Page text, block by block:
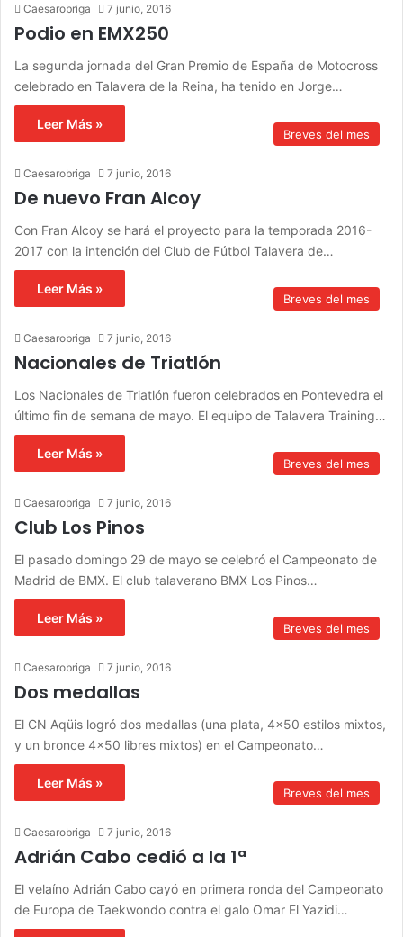
Caesarobriga 7 junio, 2016
Podio en EMX250
La segunda jornada del Gran Premio de España de Motocross
celebrado en Talavera de la Reina, ha tenido en Jorge…
Leer Más »
Breves del mes
Caesarobriga 7 junio, 2016
De nuevo Fran Alcoy
Con Fran Alcoy se hará el proyecto para la temporada 2016-
2017 con la intención del Club de Fútbol Talavera de…
Leer Más »
Breves del mes
Caesarobriga 7 junio, 2016
Nacionales de Triatlón
Los Nacionales de Triatlón fueron celebrados en Pontevedra el
último fin de semana de mayo. El equipo de Talavera Training…
Leer Más »
Breves del mes
Caesarobriga 7 junio, 2016
Club Los Pinos
El pasado domingo 29 de mayo se celebró el Campeonato de
Madrid de BMX. El club talaverano BMX Los Pinos…
Leer Más »
Breves del mes
Caesarobriga 7 junio, 2016
Dos medallas
El CN Aqüis logró dos medallas (una plata, 4×50 estilos mixtos,
y un bronce 4×50 libres mixtos) en el Campeonato…
Leer Más »
Breves del mes
Caesarobriga 7 junio, 2016
Adrián Cabo cedió a la 1ª
El velaíno Adrián Cabo cayó en primera ronda del Campeonato
de Europa de Taekwondo contra el galo Omar El Yazidi…